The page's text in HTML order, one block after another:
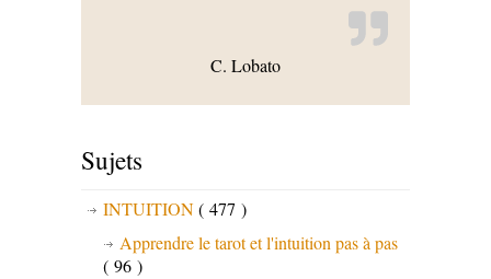
C. Lobato
Sujets
INTUITION( 477 )
Apprendre le tarot et l'intuition pas à pas
( 96 )